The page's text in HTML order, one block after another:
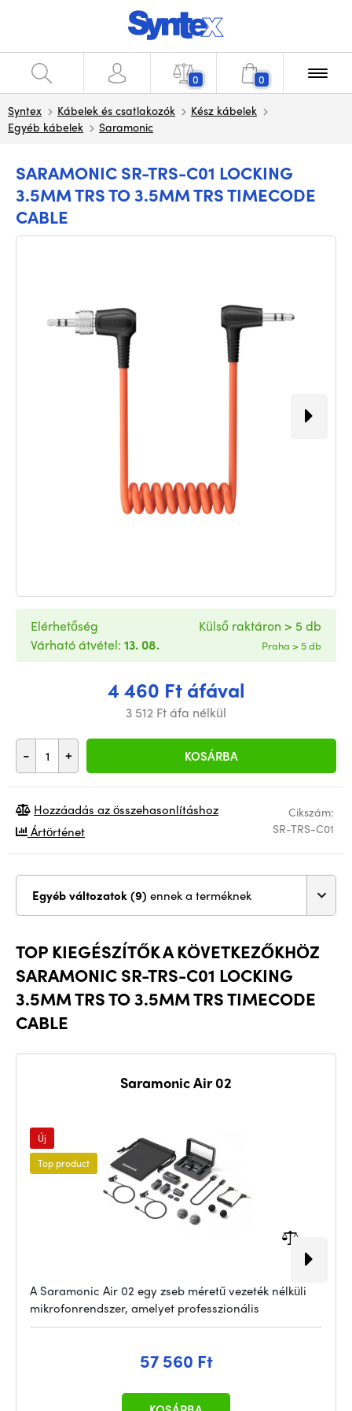
0 0
Syntex Kábelek és csatlakozók
Kész kábelek
Egyéb kábelek
Saramonic
SARAMONIC SR-TRS-C01 LOCKING
3.5MM TRS TO 3.5MM TRS TIMECODE
CABLE
4 460 Ft áfával
3 512 Ft áfa nélkül
- + KOSÁRBA
Elérhetőség
Várható átvétel: 13. 08.
Külső raktáron > 5 db
Praha > 5 db
Cikszám:
SR-TRS-C01
Hozzáadás az összehasonlításhoz
Ártörténet
Egyéb változatok (9) ennek a terméknek
TOP KIEGÉSZÍTŐK A KÖVETKEZŐKHÖZ
SARAMONIC SR-TRS-C01 LOCKING
3.5MM TRS TO 3.5MM TRS TIMECODE
CABLE
Saramonic Air 02
Új
Top product
A Saramonic Air 02 egy zseb méretű vezeték nélküli
mikrofonrendszer, amelyet professzionális
57 560 Ft